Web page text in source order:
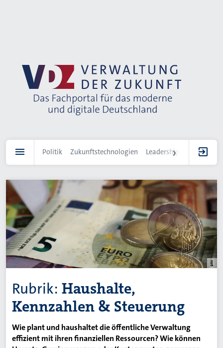
Politik Zukunftstechnologien Leadership IT-
Rubrik: Haushalte,
Kennzahlen & Steuerung
Wie plant und haushaltet die öffentliche Verwaltung
effizient mit ihren finanziellen Ressourcen? Wie können